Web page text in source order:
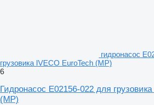
гидронасос
грузовика IVECO EuroTech (MP)
6
Гидронасос E02156-022 для
(MP)